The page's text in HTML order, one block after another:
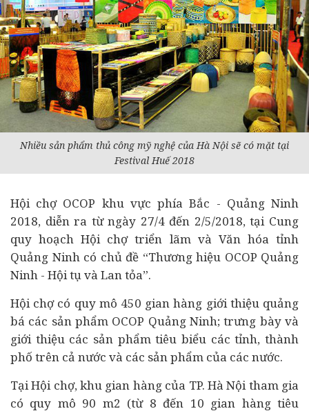
Nhiều sản phẩm thủ công mỹ nghệ của Hà Nội sẽ có mặt tại
Festival Huế 2018
Hội chợ OCOP khu vực phía Bắc - Quảng Ninh
2018, diễn ra từ ngày 27/4 đến 2/5/2018, tại Cung
quy hoạch Hội chợ triển lãm và Văn hóa tỉnh
Quảng Ninh có chủ đề “Thương hiệu OCOP Quảng
Ninh - Hội tụ và Lan tỏa”.
Hội chợ có quy mô 450 gian hàng giới thiệu quảng
bá các sản phẩm OCOP Quảng Ninh; trưng bày và
giới thiệu các sản phẩm tiêu biểu các tỉnh, thành
phố trên cả nước và các sản phẩm của các nước.
Tại Hội chợ, khu gian hàng của TP. Hà Nội tham gia
có quy mô 90 m2 (từ 8 đến 10 gian hàng tiêu